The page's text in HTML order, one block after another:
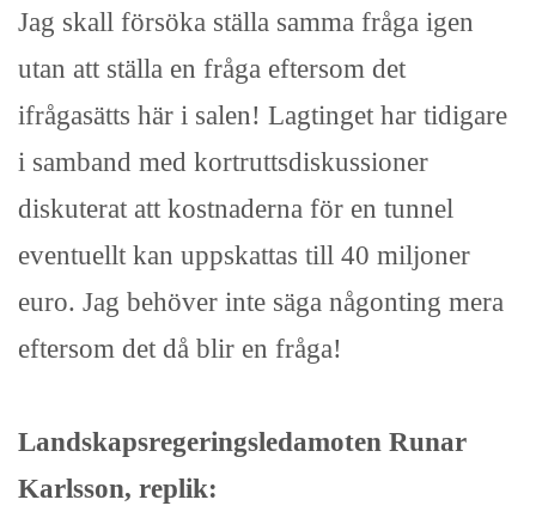
Jag skall försöka ställa samma fråga igen
utan att ställa en fråga eftersom det
ifrågasätts här i salen! Lagtinget har tidigare
i samband med kortruttsdiskussioner
diskuterat att kostnaderna för en tunnel
eventuellt kan uppskattas till 40 miljoner
euro. Jag behöver inte säga någonting mera
eftersom det då blir en fråga!
Landskapsregeringsledamoten Runar
Karlsson, replik: